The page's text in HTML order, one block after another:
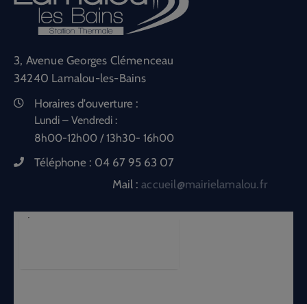
3, Avenue Georges Clémenceau
34240 Lamalou-les-Bains
Horaires d'ouverture :
Lundi – Vendredi :
8h00-12h00 / 13h30- 16h00
Téléphone : 04 67 95 63 07
Mail :accueil@mairielamalou.fr